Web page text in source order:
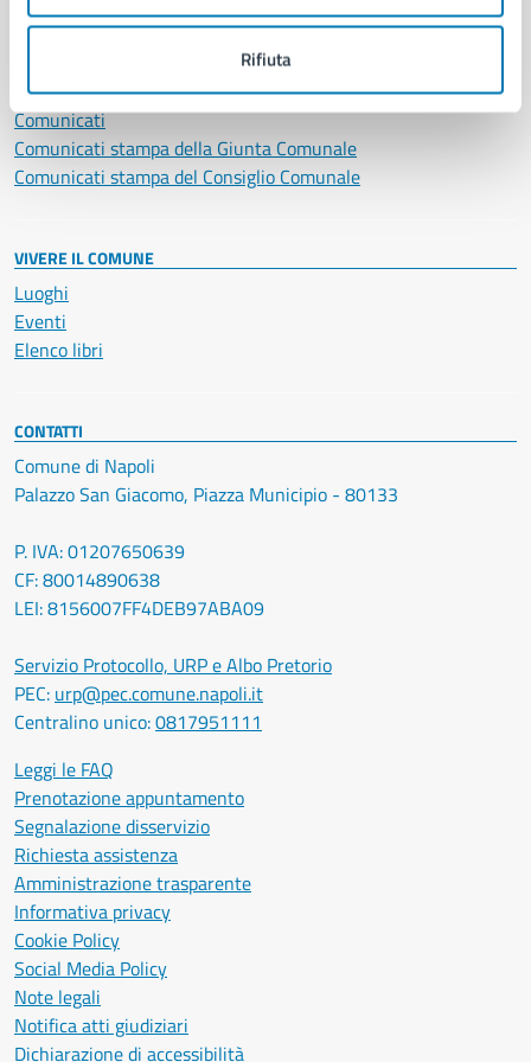
Rifiuta
NOVITÀ
Avvisi
Comunicati
Comunicati stampa della Giunta Comunale
Comunicati stampa del Consiglio Comunale
VIVERE IL COMUNE
Luoghi
Eventi
Elenco libri
CONTATTI
Comune di Napoli
Palazzo San Giacomo, Piazza Municipio - 80133
P. IVA: 01207650639
CF: 80014890638
LEI: 8156007FF4DEB97ABA09
Servizio Protocollo, URP e Albo Pretorio
PEC: urp@pec.comune.napoli.it
Centralino unico:0817951111
Leggi le FAQ
Prenotazione appuntamento
Segnalazione disservizio
Richiesta assistenza
Amministrazione trasparente
Informativa privacy
Cookie Policy
Social Media Policy
Note legali
Notifica atti giudiziari
Dichiarazione di accessibilità